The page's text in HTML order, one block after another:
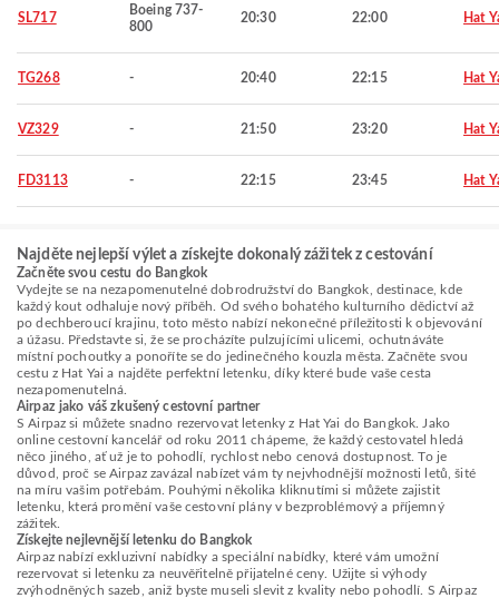
SL717
Boeing 737-
800
20:30 22:00 Hat
TG268 - 20:40 22:15 Hat
VZ329 - 21:50 23:20 Hat
FD3113 - 22:15 23:45 Hat
Najděte nejlepší výlet a získejte dokonalý zážitek z cestování
Začněte svou cestu do Bangkok
Vydejte se na nezapomenutelné dobrodružství do Bangkok, destinace, kde
každý kout odhaluje nový příběh. Od svého bohatého kulturního dědictví až
po dechberoucí krajinu, toto město nabízí nekonečné příležitosti k objevování
a úžasu. Představte si, že se procházíte pulzujícími ulicemi, ochutnáváte
místní pochoutky a ponoříte se do jedinečného kouzla města. Začněte svou
cestu z Hat Yai a najděte perfektní letenku, díky které bude vaše cesta
nezapomenutelná.
Airpaz jako váš zkušený cestovní partner
S Airpaz si můžete snadno rezervovat letenky z Hat Yai do Bangkok. Jako
online cestovní kancelář od roku 2011 chápeme, že každý cestovatel hledá
něco jiného, ať už je to pohodlí, rychlost nebo cenová dostupnost. To je
důvod, proč se Airpaz zavázal nabízet vám ty nejvhodnější možnosti letů, šité
na míru vašim potřebám. Pouhými několika kliknutími si můžete zajistit
letenku, která promění vaše cestovní plány v bezproblémový a příjemný
zážitek.
Získejte nejlevnější letenku do Bangkok
Airpaz nabízí exkluzivní nabídky a speciální nabídky, které vám umožní
rezervovat si letenku za neuvěřitelně přijatelné ceny. Užijte si výhody
zvýhodněných sazeb, aniž byste museli slevit z kvality nebo pohodlí. S Airpaz